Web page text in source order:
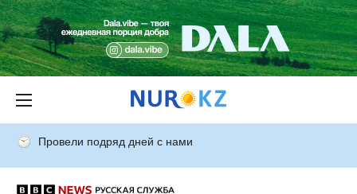
Провели подряд дней с нами